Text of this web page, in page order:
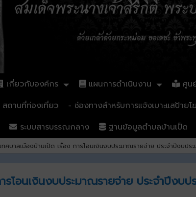
เกี่ยวกับองค์กร แผนการดำเนินงาน ศูน
สถานที่ท่องเที่ยว
- ช่องทางสำหรับการแจ้งเบาะแสป้า
ระบบสารบรรณกลาง
ฐานข้อมูลตำบลบ้านเป็ด
ทศบาลเมืองบ้านเป็ด เรื่อง การโอนเงินงบประมาณรายจ่าย ประจำปีงบป
รโอนเงินงบประมาณรายจ่าย ประจำปีง